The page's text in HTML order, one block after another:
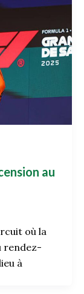
au
où la
rendez-
à